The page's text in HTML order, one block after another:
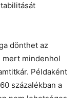
dönthet az
mert mindenhol
Példaként
százalékban a